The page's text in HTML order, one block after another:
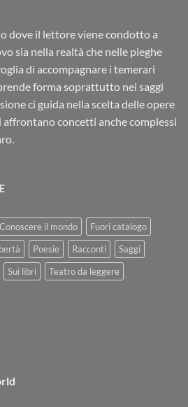
dove il lettore viene condotto a
sia nella realtà che nelle pieghe
di accompagnare i temerari
forma soprattutto nei saggi
ci guida nella scelta delle opere
concetti anche complessi
Conoscere il mondo
Fuori catalogo
Poesie Racconti
Saggi
Sui libri
Teatro da leggere